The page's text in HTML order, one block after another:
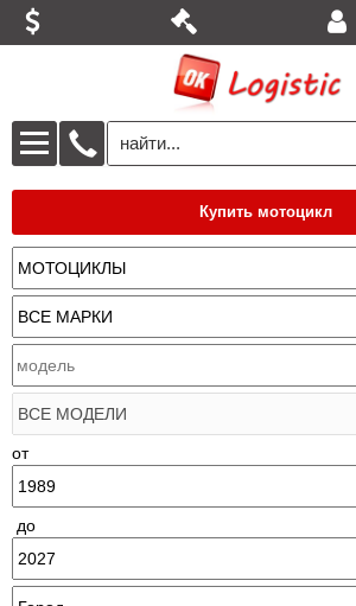
Купить мотоцикл
от
до